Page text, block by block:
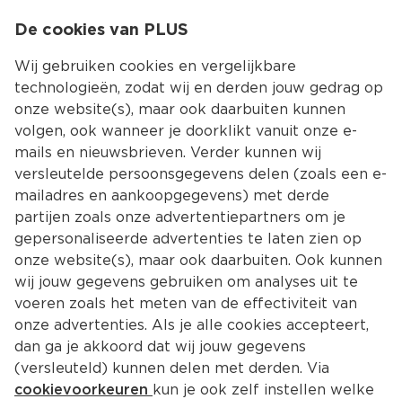
Kies jouw
Terug Producten
De cookies van PLUS
Wij gebruiken cookies en vergelijkbare
technologieën, zodat wij en derden jouw gedrag op
onze website(s), maar ook daarbuiten kunnen
volgen, ook wanneer je doorklikt vanuit onze e-
mails en nieuwsbrieven. Verder kunnen wij
versleutelde persoonsgegevens delen (zoals een e-
mailadres en aankoopgegevens) met derde
partijen zoals onze advertentiepartners om je
gepersonaliseerde advertenties te laten zien op
onze website(s), maar ook daarbuiten. Ook kunnen
wij jouw gegevens gebruiken om analyses uit te
voeren zoals het meten van de effectiviteit van
onze advertenties. Als je alle cookies accepteert,
dan ga je akkoord dat wij jouw gegevens
(versleuteld) kunnen delen met derden. Via
cookievoorkeuren kun je ook zelf instellen welke